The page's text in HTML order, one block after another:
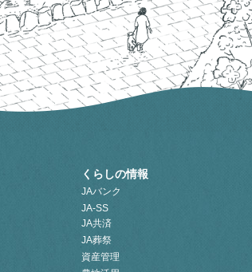
くらしの情報
JAバンク
JA-SS
JA共済
JA葬祭
資産管理